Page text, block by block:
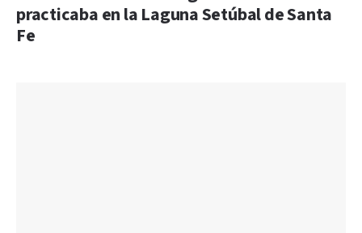
practicaba en la Laguna Setúbal de Santa
Fe